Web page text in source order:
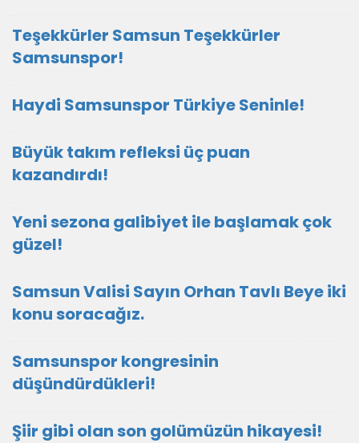
Teşekkürler Samsun Teşekkürler
Samsunspor!
Haydi Samsunspor Türkiye Seninle!
Büyük takım refleksi üç puan
kazandırdı!
Yeni sezona galibiyet ile başlamak çok
güzel!
Samsun Valisi Sayın Orhan Tavlı Beye iki
konu soracağız.
Samsunspor kongresinin
düşündürdükleri!
Şiir gibi olan son golümüzün hikayesi!